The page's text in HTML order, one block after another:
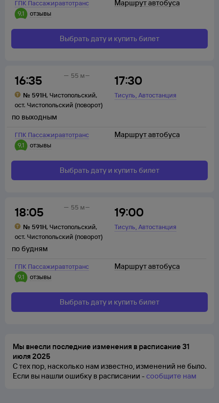
ГПК Пассажиравтотранс
9,1
отзывы
Маршрут автобуса
Выбрать дату и купить билет
16:35
№ 591Н, Чистопольский,
ост. Чистопольский (поворот)
17:30
Тисуль,Автостанция
55 м
ГПК Пассажиравтотранс
9,1
отзывы
по выходным
Маршрут автобуса
Выбрать дату и купить билет
18:05
№ 591Н, Чистопольский,
ост. Чистопольский (поворот)
19:00
Тисуль,Автостанция
55 м
ГПК Пассажиравтотранс
9,1
отзывы
по будням
Маршрут автобуса
Выбрать дату и купить билет
Мы внесли последние изменения в расписание 31
июля 2025
С тех пор, насколько нам известно, изменений не было.
Если вы нашли ошибку в расписании -сообщите нам